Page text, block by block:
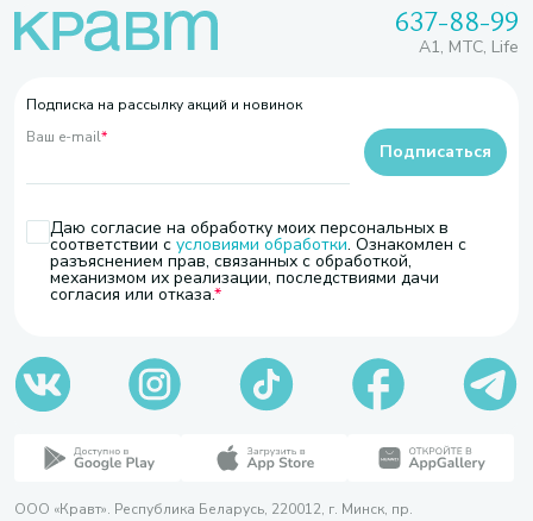
637-88-99
A1, МТС, Life
Подписка на рассылку акций и новинок
Ваш e-mail*
Даю согласие на обработку моих персональных в
соответствии с условиями обработки. Ознакомлен с
разъяснением прав, связанных с обработкой,
механизмом их реализации, последствиями дачи
согласия или отказа.
Подписаться
ООО «Кравт». Республика Беларусь, 220012, г. Минск, пр.